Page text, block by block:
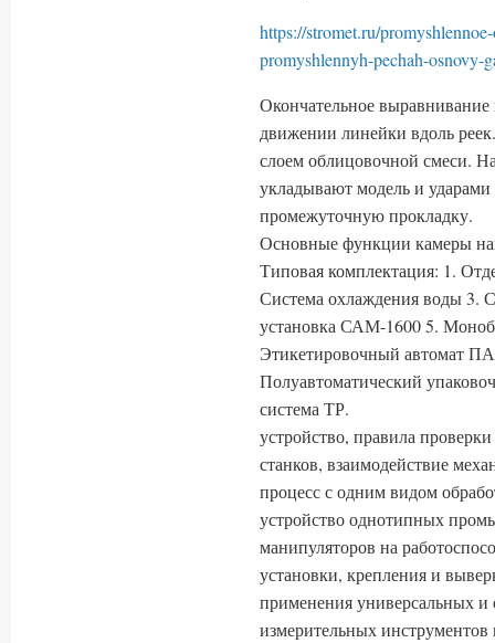
https://stromet.ru/
promyshlennyh-pechah-osnovy-
Окончательное выравнивание
движении линейки вдоль
слоем облицовочной смеси.
укладывают модель и
промежуточную прокладку.
Основные функции камеры
Типовая комплектация: 1.
Система охлаждения воды 3.
установка САМ-1600 5.
Этикетировочный автомат
Полуавтоматический
система ТР.
устройство, правила
станков, взаимодействие
процесс с одним видом
устройство однотипных
манипуляторов на
установки, крепления и
применения универсальных
измерительных